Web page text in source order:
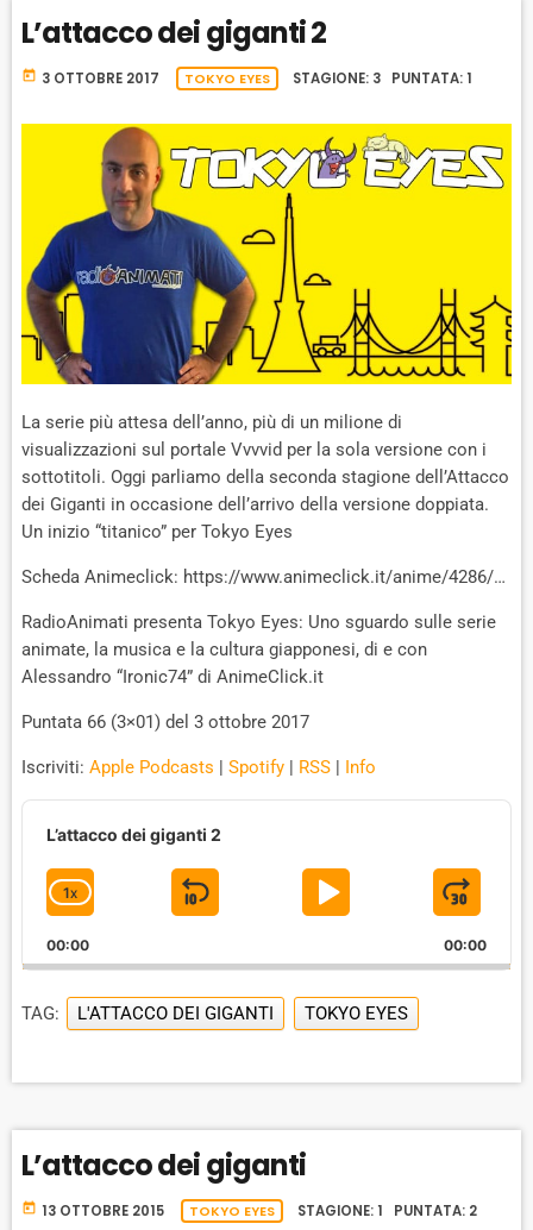
C
K
R
A
A
R
D
D
L’attacco dei giganti 2
today 3 OTTOBRE 2017 TOKYO EYES STAGIONE: 3 PUNTATA: 1
La serie più attesa dell’anno, più di un milione di
visualizzazioni sul portale Vvvvid per la sola versione con i
sottotitoli. Oggi parliamo della seconda stagione dell’Attacco
dei Giganti in occasione dell’arrivo della versione doppiata.
Un inizio “titanico” per Tokyo Eyes
Scheda Animeclick: https://www.animeclick.it/anime/4286/…
RadioAnimati presenta Tokyo Eyes: Uno sguardo sulle serie
animate, la musica e la cultura giapponesi, di e con
Alessandro “Ironic74” di AnimeClick.it
Puntata 66 (3×01) del 3 ottobre 2017
Iscriviti: Apple Podcasts Spotify RSS Info
A
a
e
L’attacco dei giganti 2
C
A
N
G
E
A
A
K
1X
S
I
P
B
A
K
W
A
P
A
Y
P
A
S
J
U
M
O
W
R
00:00 00:00
TAG: L'ATTACCO DEI GIGANTI TOKYO EYES
L’attacco dei giganti
today 13 OTTOBRE 2015 TOKYO EYES STAGIONE: 1 PUNTATA: 2